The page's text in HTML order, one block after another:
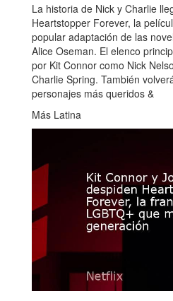
La historia de Nick y Charlie
Heartstopper Forever, la
popular adaptación de las
Alice Oseman. El elenco
por Kit Connor como Nick
Charlie Spring. También
personajes más queridos &
Más Latina